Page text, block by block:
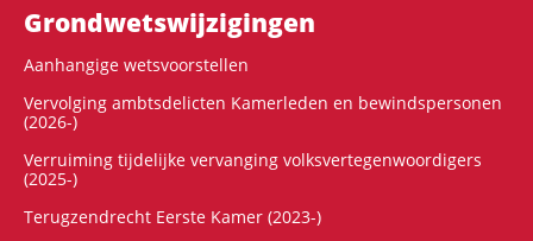
Grondwets­wijzigingen
Aanhangige wetsvoorstellen
Vervolging ambtsdelicten Kamerleden en bewindspersonen
(2026-)
Verruiming tijdelijke vervanging volksvertegenwoordigers
(2025-)
Terugzendrecht Eerste Kamer (2023-)